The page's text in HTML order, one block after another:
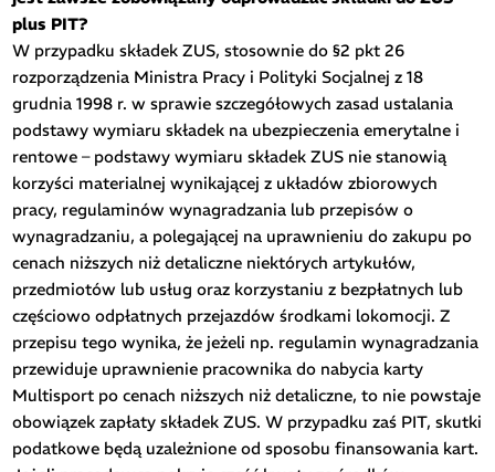
plus PIT?
W przypadku składek ZUS, stosownie do §2 pkt 26
rozporządzenia Ministra Pracy i Polityki Socjalnej z 18
grudnia 1998 r. w sprawie szczegółowych zasad ustalania
podstawy wymiaru składek na ubezpieczenia emerytalne i
rentowe – podstawy wymiaru składek ZUS nie stanowią
korzyści materialnej wynikającej z układów zbiorowych
pracy, regulaminów wynagradzania lub przepisów o
wynagradzaniu, a polegającej na uprawnieniu do zakupu po
cenach niższych niż detaliczne niektórych artykułów,
przedmiotów lub usług oraz korzystaniu z bezpłatnych lub
częściowo odpłatnych przejazdów środkami lokomocji. Z
przepisu tego wynika, że jeżeli np. regulamin wynagradzania
przewiduje uprawnienie pracownika do nabycia karty
Multisport po cenach niższych niż detaliczne, to nie powstaje
obowiązek zapłaty składek ZUS. W przypadku zaś PIT, skutki
podatkowe będą uzależnione od sposobu finansowania kart.